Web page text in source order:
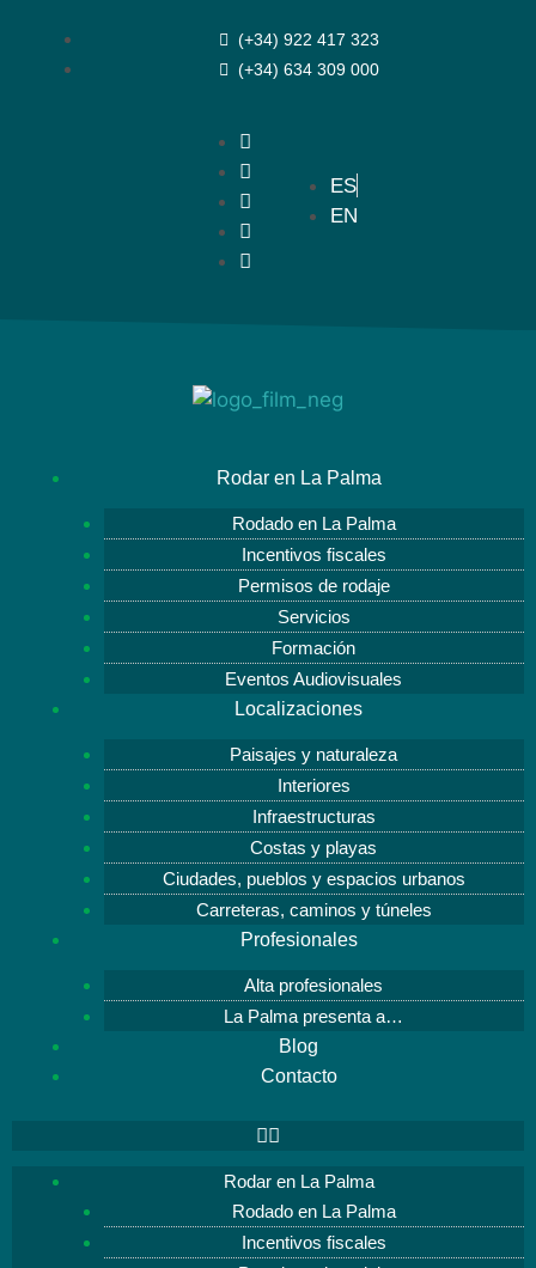
(+34) 922 417 323
(+34) 634 309 000
ES
EN
Rodar en La Palma
Rodado en La Palma
Incentivos fiscales
Permisos de rodaje
Servicios
Formación
Eventos Audiovisuales
Localizaciones
Paisajes y naturaleza
Interiores
Infraestructuras
Costas y playas
Ciudades, pueblos y espacios urbanos
Carreteras, caminos y túneles
Profesionales
Alta profesionales
La Palma presenta a…
Blog
Contacto
Rodar en La Palma
Rodado en La Palma
Incentivos fiscales